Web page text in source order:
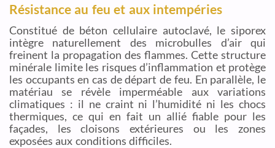
Résistance au feu et aux intempéries
Constitué de béton cellulaire autoclavé, le siporex
intègre naturellement des microbulles d’air qui
freinent la propagation des flammes. Cette structure
minérale limite les risques d’inflammation et protège
les occupants en cas de départ de feu. En parallèle, le
matériau se révèle imperméable aux variations
climatiques : il ne craint ni l’humidité ni les chocs
thermiques, ce qui en fait un allié fiable pour les
façades, les cloisons extérieures ou les zones
exposées aux conditions difficiles.